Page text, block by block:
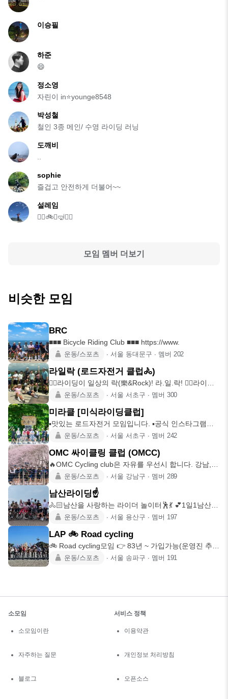
이승필
하준
😄
정소영
자린이 in⭐younge8548
박성철
철인 3종 메인/ 수영 라이딩 러닝
도깨비
..
sophie
즐겁고 안전하게 더불어~~
설레임
🏃‍♀️🚲⛰️🤿🏊‍♀️
모임 멤버 더보기
비슷한 모임
BRC
■■■ Bicycle Riding Club ■■■ https://www.
운동/스포츠 ∙ 서울 동대문구 ∙ 멤버 202
라일락 (로드자전거 클럽🚴)
🚴‍♂️라이딩이 일상의 락(樂&Rock)! 라.일.락! 🚵‍♂️라이딩
운동/스포츠 ∙ 서울 서초구 ∙ 멤버 300
미라클 [미식라이딩클럽]
▪️맛있는 로드자전거 모임입니다. ▪️공식 인스타그램
@mrc_cycle
운동/스포츠 ∙ 서울 서초구 ∙ 멤버 242
OMC 싸이클링 클럽 (OMCC)
🔥OMC Cycling club은 자유를 우선시 합니다. 강남,
강동지운동/스포츠 ∙ 서울 강남구 ∙ 멤버 289
남산라이딩☝️
🚴🏻남산을 사랑하는 라이더 놀이터🕺💃 💕1일1남산
🚴🏻남산365일 남산
운동/스포츠 ∙ 서울 용산구 ∙ 멤버 197
LAP 🚲 Road cycling
🚲 Road cycling모임 👉 83년 ~ 가입가능(운영진 추전
운동/스포츠 ∙ 서울 송파구 ∙ 멤버 191
소모임
소모임이란
자주하는 질문
블로그
서비스 정책
이용약관
개인정보 처리방침
오픈소스